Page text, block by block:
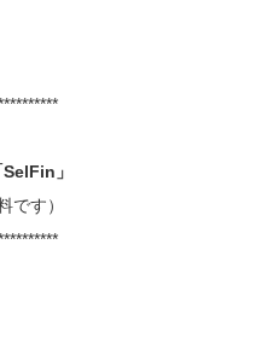
」
です）